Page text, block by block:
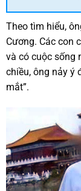
Theo tìm hiểu,
Cương. Các con
và có cuộc sống
chiều, ông nảy ý
mắt”.